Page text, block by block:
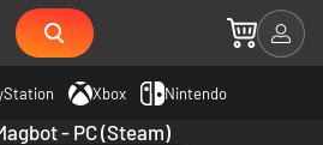
Xbox Nintendo
- PC (Steam)